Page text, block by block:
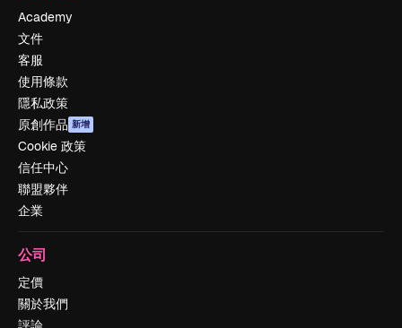
Academy
文件
客服
使用條款
隱私政策
原創作品 新增
Cookie 政策
信任中心
聯盟夥伴
企業
公司
定價
關於我們